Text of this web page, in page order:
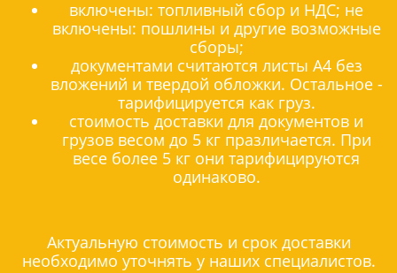
включены: топливный сбор и НДС; не
включены: пошлины и другие возможные
сборы;
документами считаются листы А4 без
вложений и твердой обложки. Остальное -
тарифицируется как груз.
стоимость доставки для документов и
грузов весом до 5 кг празличается. При
весе более 5 кг они тарифицируются
одинаково.
Актуальную стоимость и срок доставки
необходимо уточнять у наших специалистов.